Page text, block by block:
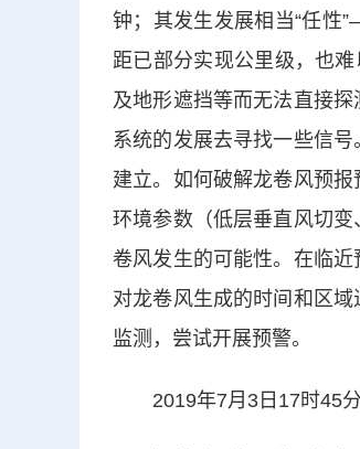
钟；其发生发展相当“任性
距已部分实现公里级，也
及地形遮挡等而无法直接
系统的发展去寻找一些信
建立。如何破解龙卷风预
环境参数（低层垂直风切
卷风发生的可能性。在临
对龙卷风生成的时间和区
监测，尝试开展预警。
2019年7月3日17时45分